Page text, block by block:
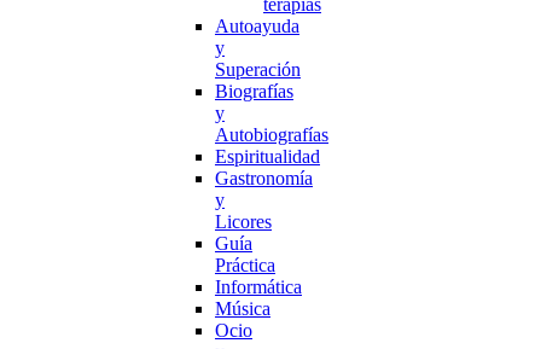
terapias
Autoayuda
y
Superación
Biografías
y
Autobiografías
Espiritualidad
Gastronomía
y
Licores
Guía
Práctica
Informática
Música
Ocio